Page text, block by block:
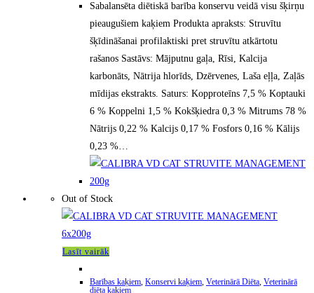
Sabalansēta diētiskā barība konservu veidā visu šķirņu
pieaugušiem kaķiem Produkta apraksts: Struvītu
šķīdināšanai profilaktiski pret struvītu atkārtotu
rašanos Sastāvs: Mājputnu gaļa, Rīsi, Kalcija
karbonāts, Nātrija hlorīds, Dzērvenes, Laša eļļa, Zaļās
mīdijas ekstrakts. Saturs: Kopproteīns 7,5 % Koptauki
6 % Koppelni 1,5 % Kokšķiedra 0,3 % Mitrums 78 %
Nātrijs 0,22 % Kalcijs 0,17 % Fosfors 0,16 % Kālijs
0,23 %…
Out of Stock
Lasīt vairāk
Barības kaķiem, Konservi kaķiem, Veterinārā Diēta, Veterinārā
diēta kaķiem